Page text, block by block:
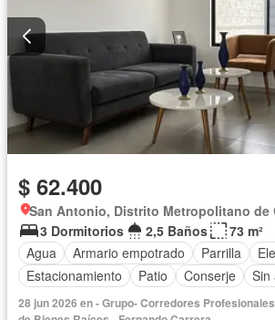
$ 62.400
San Antonio, Distrito Metropolitano de
3 Dormitorios
2,5 Baños
73 m²
Agua
Armario empotrado Parrilla
Estacionamiento
Patio Conserje Sin
28 jun 2026 en - Grupo- Corredores